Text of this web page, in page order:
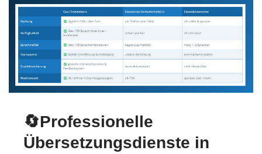
🔄Professionelle
Übersetzungsdienste in